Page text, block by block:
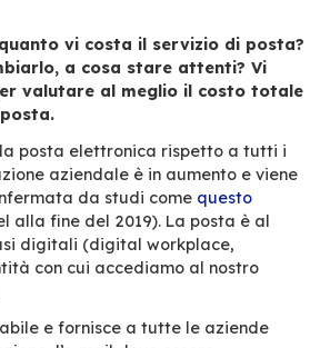
quanto vi costa il servizio
cambiarlo, a cosa stare